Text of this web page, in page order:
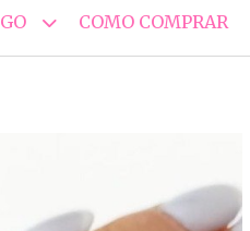
COMO COMPRAR